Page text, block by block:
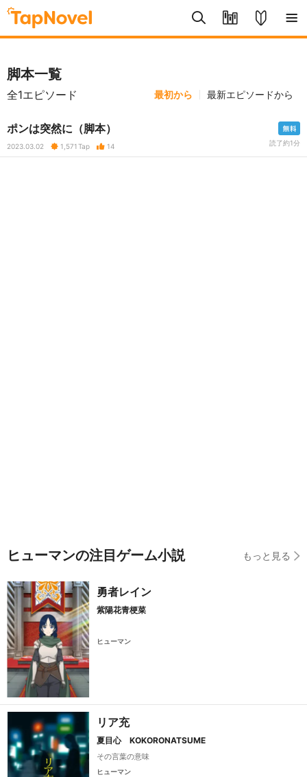
脚本一覧
全1エピソード 最初から 最新エピソードから
ポンは突然に（脚本）
2023.03.02 1,571Tap 14 読了約1分
ヒューマンの注目ゲーム小説 もっと見る
勇者レイン
紫陽花青梗菜
ヒューマン
リア充
夏目心 KOKORONATSUME
その言葉の意味
ヒューマン